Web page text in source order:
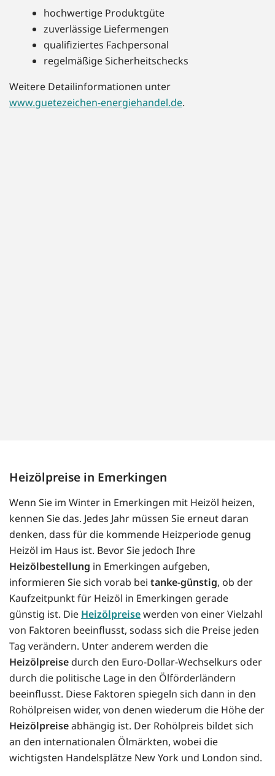
hochwertige Produktgüte
zuverlässige Liefermengen
qualifiziertes Fachpersonal
regelmäßige Sicherheitschecks
Weitere Detailinformationen unter
www.guetezeichen-energiehandel.de.
Heizölpreise in Emerkingen
Wenn Sie im Winter in Emerkingen mit Heizöl heizen,
kennen Sie das. Jedes Jahr müssen Sie erneut daran
denken, dass für die kommende Heizperiode genug
Heizöl im Haus ist. Bevor Sie jedoch Ihre
Heizölbestellung in Emerkingen aufgeben,
informieren Sie sich vorab bei tanke-günstig, ob der
Kaufzeitpunkt für Heizöl in Emerkingen gerade
günstig ist. Die Heizölpreisewerden von einer Vielzahl
von Faktoren beeinflusst, sodass sich die Preise jeden
Tag verändern. Unter anderem werden die
Heizölpreise durch den Euro-Dollar-Wechselkurs oder
durch die politische Lage in den Ölförderländern
beeinflusst. Diese Faktoren spiegeln sich dann in den
Rohölpreisen wider, von denen wiederum die Höhe der
Heizölpreiseabhängig ist. Der Rohölpreis bildet sich
an den internationalen Ölmärkten, wobei die
wichtigsten Handelsplätze New York und London sind.